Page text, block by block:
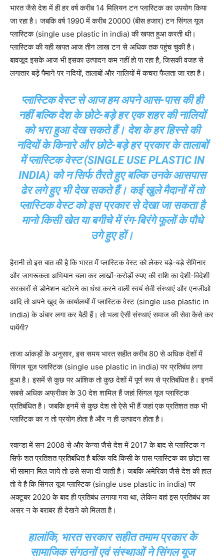
भारत जैसे देश में ही हर वर्ष करीब 14 मिलियन टन प्लास्टिक का उपयोग किया
जा रहा है। जबकि वर्ष 1990 में करीब 20000 (बीस हजार) टन सिंगल यूज
प्लास्टिक (single use plastic in india) की खपत हुआ करती थी।
प्लास्टिक की यही खपत आज तीन लाख टन से अधिक तक पहुंच चुकी है।
बावजूद इसके आज भी इसका उत्पादन कम नहीं हो पा रहा है, जिसकी वजह से
लगातार बड़े पैमाने पर नदियों, तालाबों और नालियों में कचरा फैलता जा रहा है।
प्लास्टिक वेस्ट से आज हम अपने आस-पास की ही
नहीं बल्कि देश के छोटे-बड़े हर एक शहर की नालियों
को भरा हुआ देख सकते हैं। देश के हर हिस्से की
नदियों के किनारे और छोटे-बड़े हर प्रकार के तालाबों
में प्लास्टिक वेस्ट (SINGLE USE PLASTIC IN
INDIA) को न सिर्फ तैरते हुए बल्कि उनके आसपास
ढेर लगे हुए भी देख सकते हैं। कई खुले मैदानों में तो
प्लास्टिक वेस्ट को इस प्रकार से देखा जा सकता है
मानो किसी खेत या बगीचे में रंग-बिरंगे फूलों के पौधे
उगे हुए हों।
हैरानी तो इस बात की है कि भारत में प्लास्टिक वेस्ट को लेकर बड़े-बड़े सेमिनार
और जागरूकता अभियान चला कर लाखों-करोड़ों रुपए की राशि का देशी-विदेशी
सरकारों से डोनेशन बटोरने का धंधा करने वाली स्वयं सेवी संस्थाएं और एनजीओ
आदि तो अपने खुद के कार्यालयों में प्लास्टिक वेस्ट (single use plastic in
india) के अंबार लगा कर बैठी हैं। तो भला ऐसी संस्थाएं समाज की सेवा कैसे कर
पायेंगी?
ताजा आंकड़ों के अनुसार, इस समय भारत सहीत करीब 80 से अधिक देशों में
सिंगल यूज प्लास्टिक (single use plastic in india) पर प्रतिबंध लगा
हुआ है। इसमें से कुछ पर आंशिक तो कुछ देशों में पूर्ण रूप से प्रतिबंधित है। इनमें
सबसे अधिक अफ्रीका के 30 देश शामिल हैं जहां सिंगल यूज प्लास्टिक
प्रतिबंधित है। जबकि इनमें से कुछ देश तो ऐसे भी हैं जहां एक प्रतिशत तक भी
प्लास्टिक का न तो प्रयोग होता है और न ही उत्पादन होता है।
रवान्डा में सन 2008 से और केन्या जैसे देश में 2017 के बाद से प्लास्टिक न
सिर्फ शत प्रतिशत प्रतिबंधित है बल्कि यदि किसी के पास प्लास्टिक का छोटा सा
भी सामान मिल जाये तो उसे सजा दी जाती है। जबकि अमेरिका जैसे देश की हाल
तो ये है कि सिंगल यूज प्लास्टिक (single use plastic in india) पर
अक्टूबर 2020 के बाद ही प्रतिबंध लगाया गया था, लेकिन वहां इस प्रतिबंध का
असर न के बराबर ही देखने को मिलता है।
हालांकि, भारत सरकार सहीत तमाम प्रकार के
सामाजिक संगठनों एवं संस्थाओं ने सिंगल यूज